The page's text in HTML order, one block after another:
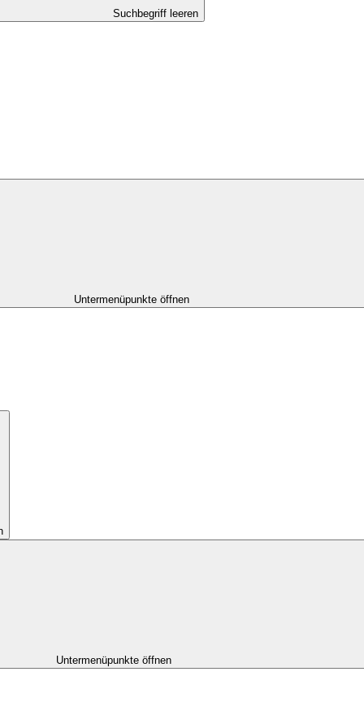
Suchbegriff leeren
Untermenüpunkte öffnen
Untermenüpunkte öffnen